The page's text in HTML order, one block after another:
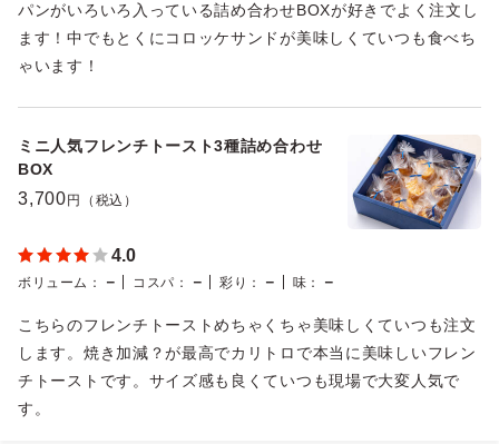
パンがいろいろ入っている詰め合わせBOXが好きでよく注文し
ます！中でもとくにコロッケサンドが美味しくていつも食べち
ゃいます！
ミニ人気フレンチトースト3種詰め合わせ
BOX
3,700 円（税込）
4.0
ボリューム ： － コスパ ： － 彩り ： － 味 ： －
こちらのフレンチトーストめちゃくちゃ美味しくていつも注文
します。焼き加減？が最高でカリトロで本当に美味しいフレン
チトーストです。サイズ感も良くていつも現場で大変人気で
す。